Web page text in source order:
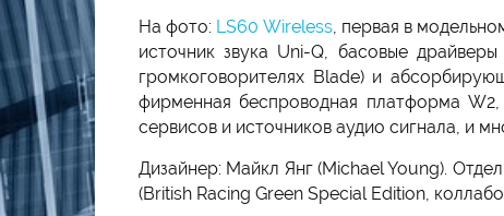
На фото: LS60 Wireless, первая в
источник звука Uni-Q, басовые
громкоговорителях Blade) и
фирменная беспроводная платформа
сервисов и источников аудио сигнала, и
Дизайнер: Майкл Янг (Michael Young).
(British Racing Green Special Edition,